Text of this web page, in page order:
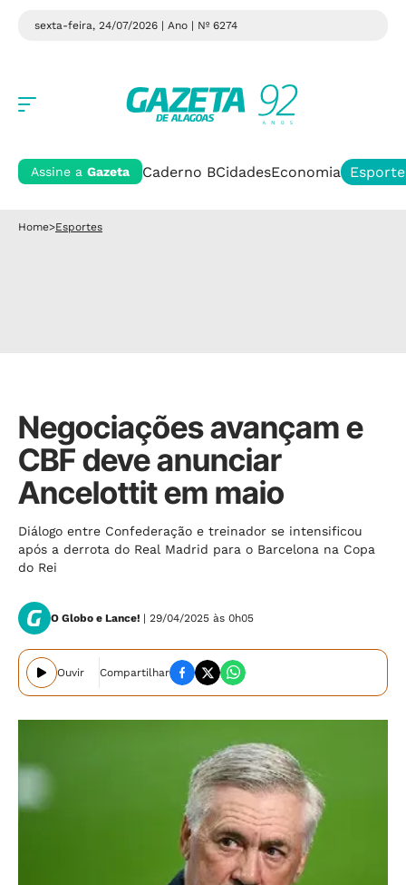
sexta-feira, 24/07/2026 | Ano | Nº 6274
Assine a Gazeta Caderno BCidadesEconomia
Home>Esportes
Negociações avançam e
CBF deve anunciar
Ancelottit em maio
Diálogo entre Confederação e treinador se intensificou
após a derrota do Real Madrid para o Barcelona na Copa
do Rei
O Globo e Lance! | 29/04/2025 às 0h05
Ouvir Compartilhar